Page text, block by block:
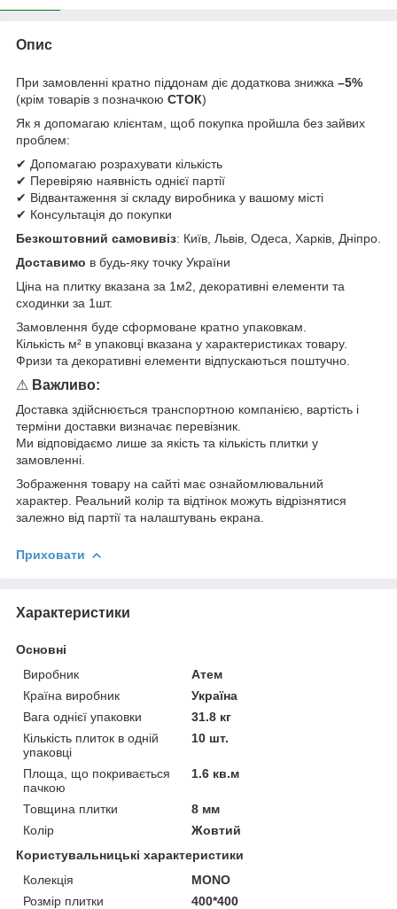
Опис
При замовленні кратно піддонам діє додаткова знижка –5%
(крім товарів з позначкою СТОК)
Як я допомагаю клієнтам, щоб покупка пройшла без зайвих
проблем:
✔ Допомагаю розрахувати кількість
✔ Перевіряю наявність однієї партії
✔ Відвантаження зі складу виробника у вашому місті
✔ Консультація до покупки
Безкоштовний самовивіз: Київ, Львів, Одеса, Харків, Дніпро.
Доставимо в будь-яку точку України
Ціна на плитку вказана за 1м2, декоративні елементи та
сходинки за 1шт.
Замовлення буде сформоване кратно упаковкам.
Кількість м² в упаковці вказана у характеристиках товару.
Фризи та декоративні елементи відпускаються поштучно.
⚠ Важливо:
Доставка здійснюється транспортною компанією, вартість і
терміни доставки визначає перевізник.
Ми відповідаємо лише за якість та кількість плитки у
замовленні.
Зображення товару на сайті має ознайомлювальний
характер. Реальний колір та відтінок можуть відрізнятися
залежно від партії та налаштувань екрана.
Приховати
Характеристики
Основні
Виробник
Атем
Країна виробник
Україна
Вага однієї упаковки
31.8 кг
Кількість плиток в одній
упаковці
10 шт.
Площа, що покривається
пачкою
1.6 кв.м
Товщина плитки
8 мм
Колір
Жовтий
Користувальницькі характеристики
Колекція
MONO
Розмір плитки
400*400